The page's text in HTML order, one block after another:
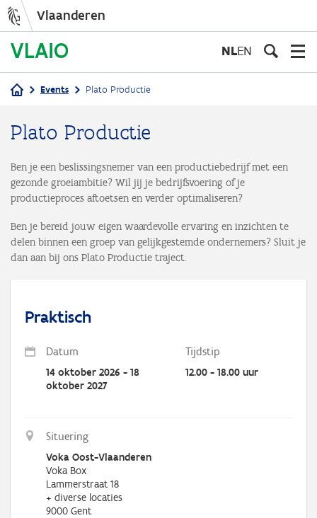
Vlaanderen
NLEN
Events Plato Productie
Plato Productie
Ben je een beslissingsnemer van een productiebedrijf met een
gezonde groeiambitie? Wil jij je bedrijfsvoering of je
productieproces aftoetsen en verder optimaliseren?
Ben je bereid jouw eigen waardevolle ervaring en inzichten te
delen binnen een groep van gelijkgestemde ondernemers? Sluit je
dan aan bij ons Plato Productie traject.
Praktisch
Datum Tijdstip
14 oktober 2026 - 18
oktober 2027
12.00 - 18.00 uur
Situering
Voka Oost-Vlaanderen
Voka Box
Lammerstraat 18
+ diverse locaties
9000 Gent